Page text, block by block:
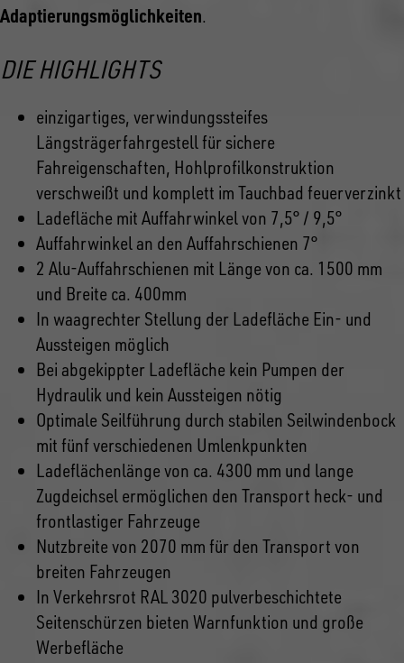
Adaptierungsmöglichkeiten.
DIE HIGHLIGHTS
einzigartiges, verwindungssteifes
Längsträgerfahrgestell für sichere
Fahreigenschaften, Hohlprofilkonstruktion
verschweißt und komplett im Tauchbad feuerverzinkt
Ladefläche mit Auffahrwinkel von 7,5° / 9,5°
Auffahrwinkel an den Auffahrschienen 7°
2 Alu-Auffahrschienen mit Länge von ca. 1500 mm
und Breite ca. 400mm
In waagrechter Stellung der Ladefläche Ein- und
Aussteigen möglich
Bei abgekippter Ladefläche kein Pumpen der
Hydraulik und kein Aussteigen nötig
Optimale Seilführung durch stabilen Seilwindenbock
mit fünf verschiedenen Umlenkpunkten
Ladeflächenlänge von ca. 4300 mm und lange
Zugdeichsel ermöglichen den Transport heck- und
frontlastiger Fahrzeuge
Nutzbreite von 2070 mm für den Transport von
breiten Fahrzeugen
In Verkehrsrot RAL 3020 pulverbeschichtete
Seitenschürzen bieten Warnfunktion und große
Werbefläche